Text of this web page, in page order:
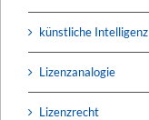
künstliche Intelligenz
Lizenzanalogie
Lizenzrecht